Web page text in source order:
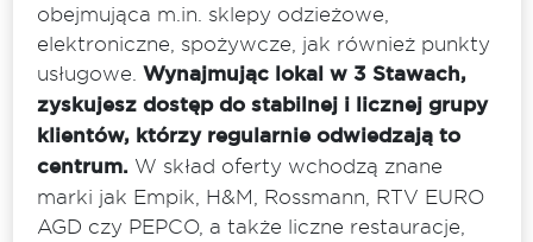
obejmująca m.in. sklepy odzieżowe,
elektroniczne, spożywcze, jak również punkty
usługowe. Wynajmując lokal w 3 Stawach,
zyskujesz dostęp do stabilnej i licznej grupy
klientów, którzy regularnie odwiedzają to
centrum.W skład oferty wchodzą znane
marki jak Empik, H&M, Rossmann, RTV EURO
AGD czy PEPCO, a także liczne restauracje,